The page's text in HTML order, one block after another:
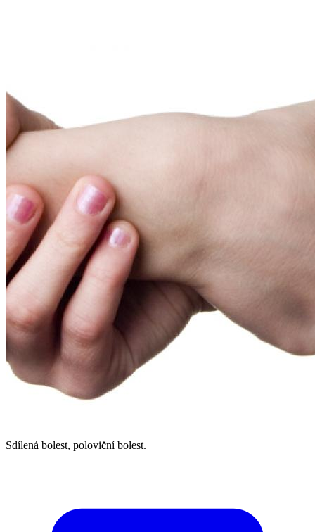
Sdílená bolest, poloviční bolest.